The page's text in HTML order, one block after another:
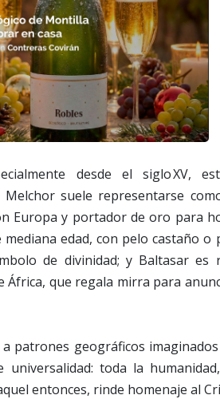
desde el siglo XV,
suele representarse
Europa y portador de oro para
edad, con pelo castaño o
de divinidad; y Baltasar es
África, que regala mirra para
patrones geográficos
toda la
entonces, rinde homenaje al